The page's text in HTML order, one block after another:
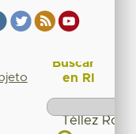
Téllez
Buscar
en RI